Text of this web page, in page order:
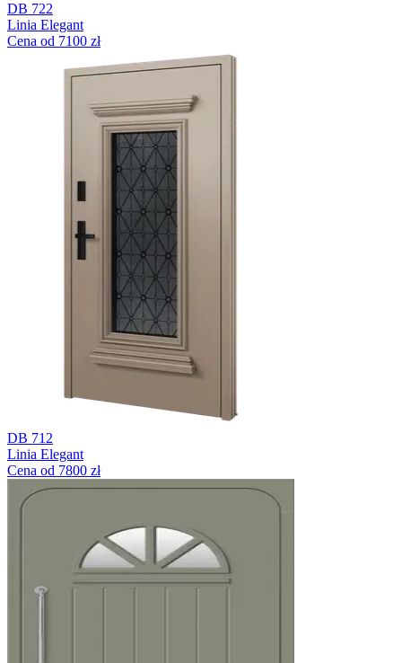
DB 722
Linia Elegant
Cena od 7100 zł
DB 712
Linia Elegant
Cena od 7800 zł